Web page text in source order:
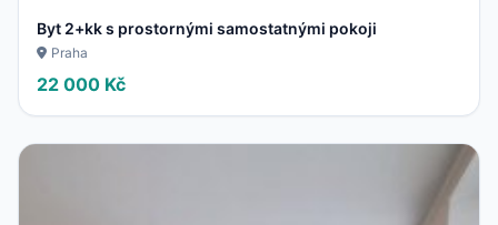
Byt 2+kk s prostornými samostatnými pokoji
Praha
22 000 Kč